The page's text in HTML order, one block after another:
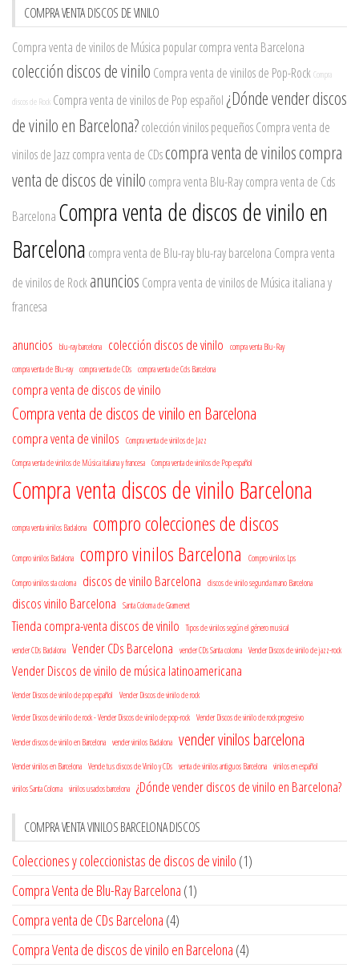
COMPRA VENTA DISCOS DE VINILO
Compra venta de vinilos de Música popularcompra venta Barcelona
colección discos de vinilo Compra venta de vinilos de Pop-Rock Compra
discos de Rock Compra venta de vinilos de Pop español ¿Dónde vender discos
de vinilo en Barcelona?colección vinilos pequeñosCompra venta de
vinilos de Jazzcompra venta de CDscompra venta de viniloscompra
venta de discos de vinilo compra venta Blu-Raycompra venta de Cds
Barcelona Compra venta de discos de vinilo en
Barcelona compra venta de Blu-rayblu-ray barcelona Compra venta
de vinilos de Rockanuncios Compra venta de vinilos de Música italiana y
francesa
anuncios blu-ray barcelona colección discos de vinilo
compra venta Blu-Ray
compra venta de Blu-ray compra venta de CDs compra venta de Cds Barcelona
compra venta de discos de vinilo
Compra venta de discos de vinilo en Barcelona
compra venta de vinilos
Compra venta de vinilos de Jazz
Compra venta de vinilos de Música italiana y francesa Compra venta de vinilos de Pop español
Compra venta discos de vinilo Barcelona
compra venta vinilos Badalona compro colecciones de discos
Compro vinilos Badalona compro vinilos Barcelona Compro vinilos Lps
Compro vinilos sta coloma discos de vinilo Barcelona discos de vinilo segunda mano Barcelona
discos vinilo Barcelona Santa Coloma de Gramenet
Tienda compra-venta discos de vinilo
Tipos de vinilos según el género musical
vender CDs Badalona Vender CDs Barcelona vender CDs Santa coloma Vender Discos de vinilo de jazz-rock
Vender Discos de vinilo de música latinoamericana
Vender Discos de vinilo de pop español
Vender Discos de vinilo de rock
Vender Discos de vinilo de rock - Vender Discos de vinilo de pop-rock Vender Discos de vinilo de rock progresivo
Vender discos de vinilo en Barcelona vender vinilos Badalona vender vinilos barcelona
Vender vinilos en Barcelona Vende tus discos de Vinilo y CDs venta de vinilos antiguos Barcelona vinilos en español
vinilos Santa Coloma vinilos usados barcelona ¿Dónde vender discos de vinilo en Barcelona?
COMPRA VENTA VINILOS BARCELONA DISCOS
Colecciones y coleccionistas de discos de vinilo (1)
Compra Venta de Blu-Ray Barcelona (1)
Compra venta de CDs Barcelona (4)
Compra Venta de discos de vinilo en Barcelona (4)